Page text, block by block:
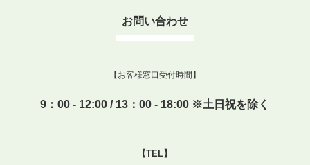
お問い合わせ
【お客様窓口受付時間】
9：00 - 12:00 / 13：00 - 18:00 ※土日祝を除く
【TEL】